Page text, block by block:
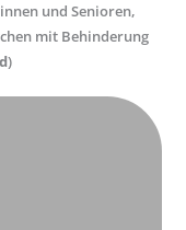
und Senioren,
mit Behinderung
)